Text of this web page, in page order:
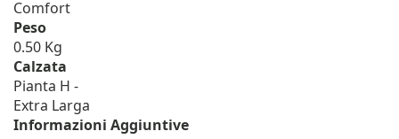
Comfort
Peso
0.50 Kg
Calzata
Pianta H -
Extra Larga
Informazioni Aggiuntive